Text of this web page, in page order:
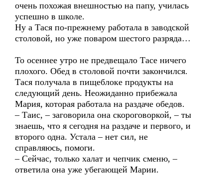
очень похожая внешностью на папу, училась
успешно в школе.
Ну а Тася по-прежнему работала в заводской
столовой, но уже поваром шестого разряда…
То осеннее утро не предвещало Тасе ничего
плохого. Обед в столовой почти закончился.
Тася получала в пищеблоке продукты на
следующий день. Неожиданно прибежала
Мария, которая работала на раздаче обедов.
– Таис, – заговорила она скороговоркой, – ты
знаешь, что я сегодня на раздаче и первого, и
второго одна. Устала – нет сил, не
справляюсь, помоги.
– Сейчас, только халат и чепчик сменю, –
ответила она уже убегающей Марии.